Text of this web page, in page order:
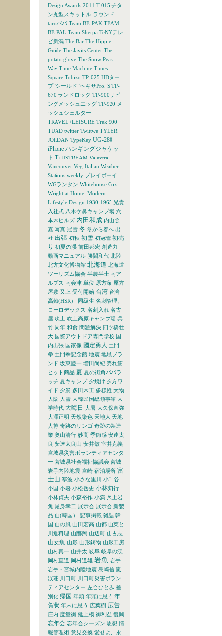
Design Awards 2011 T-015 チタ
ン丸型スキットル ラウンド
taroパパ Team BE-PAK TEAM
BE-PAL Team Sherpa TeNYテレ
ビ新潟 The Bar The Hippie
Guide The Javits Center The
potato glove The Snow Peak
Way Time Machine Times
Square Tobizo TP-025 HDター
プ”シールド”ヘキサPro. S TP-
670 ランドロック TP-900リビ
ングメッシュエッグ TP-920 メ
ッシュシェルター
TRAVEL+LEISURE Trek 900
TUAD twitter Twittwe TYLER
JORDAN TypeKey UG-280
iPhone ハンギングジャケッ
ト Ti USTREAM Valextra
Vancouver Veg-Italian Weather
Stations weekly プレイボーイ
WGランタン Whitehouse Cox
Wright at Home: Modern
Lifestyle Design 1930-1965 兄貴
入社式 八木ケ鼻キャンプ場 六
本木ヒルズ 内田和成 内山照
嘉 写真 冠雪 冬 冬から春へ 出
社 出張 初秋 初雪 初冠雪 初売
り 初夏の渓 前田邦宏 創造力
動画マニュアル 勝間和代 北陸
北方文化博物館 北海道 北海道
ツーリズム協会 半農半士 南ア
ルプス 南会津 単位 原方衆 原方
屋敷 又上 受付開始 台湾 台湾
高鐵(HSR）
同級生 名刺管理、
ローロデックス 名刺入れ 名古
屋 吹上 吹上高原キャンプ場 呉
竹 周年 和食 問題解決 四ツ橋壮
大 国際アウトドア専門学校 国
内出張 国家像 國定勇人 土門
拳 土門拳記念館 地震 地域ブラ
ンド 坂東慶一 増田尚紀 売れ筋
ヒット商品 夏 夏の街角パパラ
ッチ 夏キャンプ 夕焼け 夕方ワ
イド 夕景 多田木工 多様性 大物
大阪 大雪 大韓民国総領事館 大
学時代 大晦日 大暑 大久保直弥
大澤正明 天然染色 天地人 天地
人博 奇跡のリンゴ 奇跡の製造
業 奥山清行 妙高 季節感 安達太
良 安達太良山 安井敏 室井克義
宮城県災害ボランティアセンタ
ー 宮城県社会福祉協議会 宮城
岩手内陸地震 宮崎 宿泊場所 富
士山 寒波 小さな里川 小千谷
小国 小暑 小松岳史 小林知行
小林貞夫 小森裕作 小満 尺上岩
魚 尾身幸二 展示会 展示会.新製
品 山(韓国） 記事掲載 雑誌 韓
国 山の風 山田宏高 山都 山菜と
川魚料理 山躑躅 山辺町 山古志
山女魚 山形 山形鋳物 山形工房
山村真一 山井太 岐阜 岐阜の渓
岡村直道 岡村道雄 岩魚 岩手
岩手・宮城内陸地震 島崎信 嵐
渓荘 川口町 川口町災害ボラン
ティアセンター 左合ひとみ 差
別化 帰国 年頭 年頭に思う 年
賀状 年末に思う 広葉樹 広告
庄内 度量衡 延上模 御利益 復興
忘年会 忘年会シーズン 思想 情
報管理術 意見交換 愛せよ、永